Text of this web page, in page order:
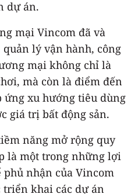
dự án.
mại Vincom đã và
lý vận hành, công
mại không chỉ là
mà còn là điểm đến
ứng xu hướng tiêu dùng
giá trị bất động sản.
năng mở rộng quy
là một trong những lợi
nhận của Vincom
triển khai các dự án